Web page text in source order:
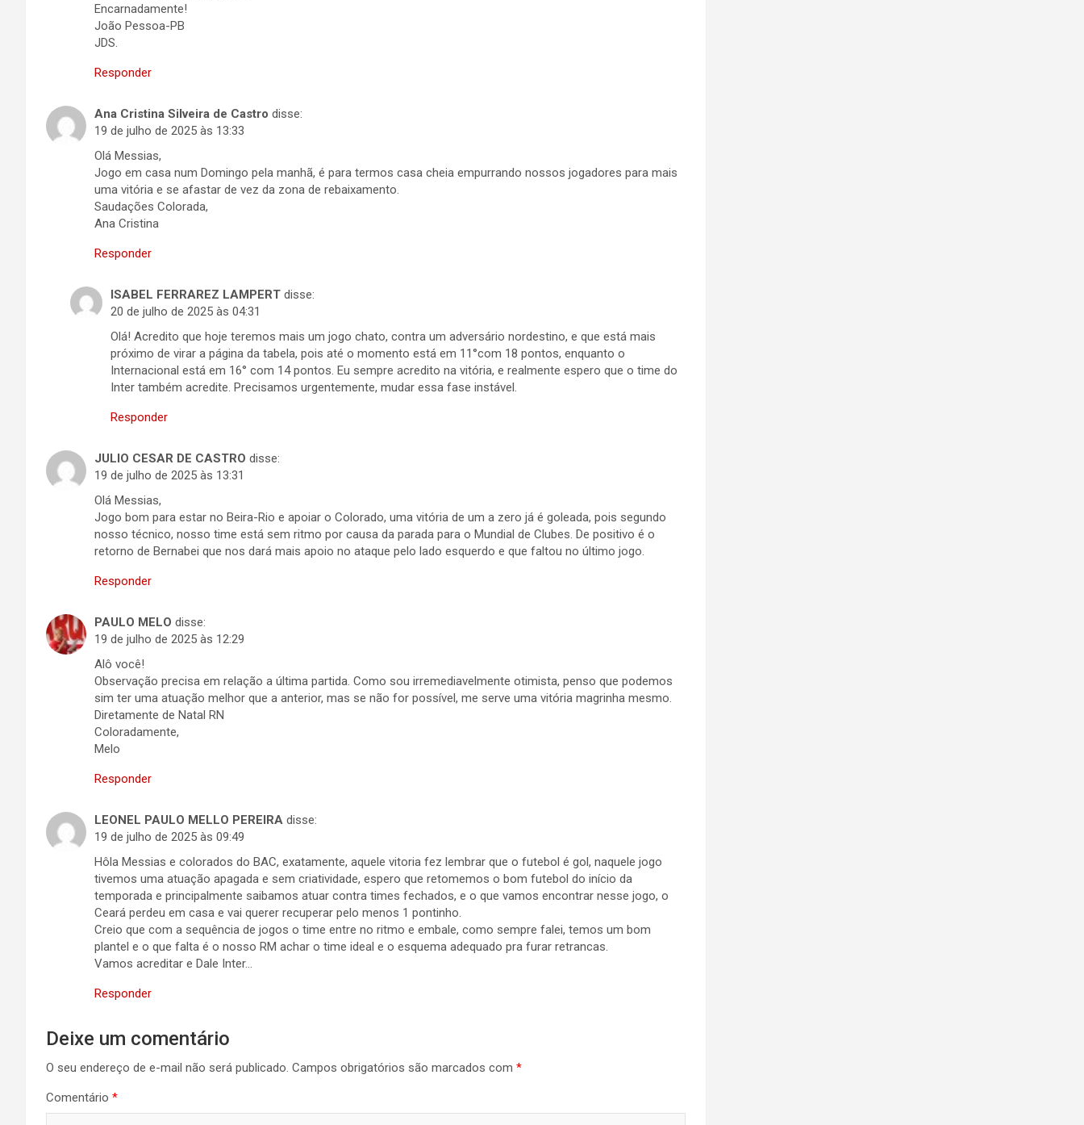
Encarnadamente!
João Pessoa-PB
JDS.
Responder
Ana Cristina Silveira de Castro disse:
19 de julho de 2025 às 13:33
Olá Messias,
Jogo em casa num Domingo pela manhã, é para termos casa cheia empurrando nossos jogadores para mais
uma vitória e se afastar de vez da zona de rebaixamento.
Saudações Colorada,
Ana Cristina
Responder
ISABEL FERRAREZ LAMPERT disse:
20 de julho de 2025 às 04:31
Olá! Acredito que hoje teremos mais um jogo chato, contra um adversário nordestino, e que está mais
próximo de virar a página da tabela, pois até o momento está em 11°com 18 pontos, enquanto o
Internacional está em 16° com 14 pontos. Eu sempre acredito na vitória, e realmente espero que o time do
Inter também acredite. Precisamos urgentemente, mudar essa fase instável.
Responder
JULIO CESAR DE CASTRO disse:
19 de julho de 2025 às 13:31
Olá Messias,
Jogo bom para estar no Beira-Rio e apoiar o Colorado, uma vitória de um a zero já é goleada, pois segundo
nosso técnico, nosso time está sem ritmo por causa da parada para o Mundial de Clubes. De positivo é o
retorno de Bernabei que nos dará mais apoio no ataque pelo lado esquerdo e que faltou no último jogo.
Responder
PAULO MELO disse:
19 de julho de 2025 às 12:29
Alô você!
Observação precisa em relação a última partida. Como sou irremediavelmente otimista, penso que podemos
sim ter uma atuação melhor que a anterior, mas se não for possível, me serve uma vitória magrinha mesmo.
Diretamente de Natal RN
Coloradamente,
Melo
Responder
LEONEL PAULO MELLO PEREIRA disse:
19 de julho de 2025 às 09:49
Hôla Messias e colorados do BAC, exatamente, aquele vitoria fez lembrar que o futebol é gol, naquele jogo
tivemos uma atuação apagada e sem criatividade, espero que retomemos o bom futebol do início da
temporada e principalmente saibamos atuar contra times fechados, e o que vamos encontrar nesse jogo, o
Ceará perdeu em casa e vai querer recuperar pelo menos 1 pontinho.
Creio que com a sequência de jogos o time entre no ritmo e embale, como sempre falei, temos um bom
plantel e o que falta é o nosso RM achar o time ideal e o esquema adequado pra furar retrancas.
Vamos acreditar e Dale Inter…
Responder
Deixe um comentário
O seu endereço de e-mail não será publicado. Campos obrigatórios são marcados com *
Comentário *